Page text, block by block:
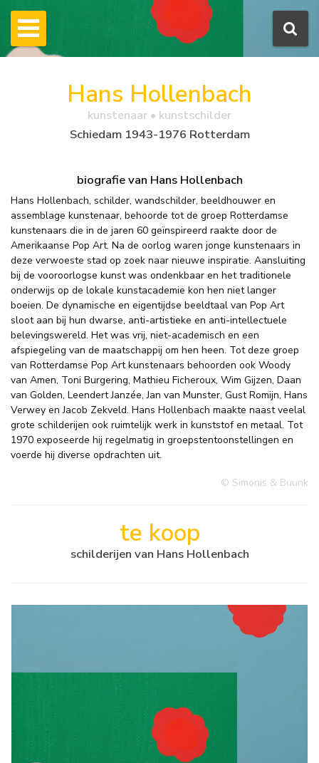
Hans Hollenbach
kunstenaar • kunstschilder
Schiedam 1943-1976 Rotterdam
biografie van Hans Hollenbach
Hans Hollenbach, schilder, wandschilder, beeldhouwer en
assemblage kunstenaar, behoorde tot de groep Rotterdamse
kunstenaars die in de jaren 60 geïnspireerd raakte door de
Amerikaanse Pop Art. Na de oorlog waren jonge kunstenaars in
deze verwoeste stad op zoek naar nieuwe inspiratie. Aansluiting
bij de vooroorlogse kunst was ondenkbaar en het traditionele
onderwijs op de lokale kunstacademie kon hen niet langer
boeien. De dynamische en eigentijdse beeldtaal van Pop Art
sloot aan bij hun dwarse, anti-artistieke en anti-intellectuele
belevingswereld. Het was vrij, niet-academisch en een
afspiegeling van de maatschappij om hen heen. Tot deze groep
van Rotterdamse Pop Art kunstenaars behoorden ook Woody
van Amen, Toni Burgering, Mathieu Ficheroux, Wim Gijzen, Daan
van Golden, Leendert Janzée, Jan van Munster, Gust Romijn, Hans
Verwey en Jacob Zekveld. Hans Hollenbach maakte naast veelal
grote schilderijen ook ruimtelijk werk in kunststof en metaal. Tot
1970 exposeerde hij regelmatig in groepstentoonstellingen en
voerde hij diverse opdrachten uit.
© Simonis & Buunk
te koop
schilderijen van Hans Hollenbach